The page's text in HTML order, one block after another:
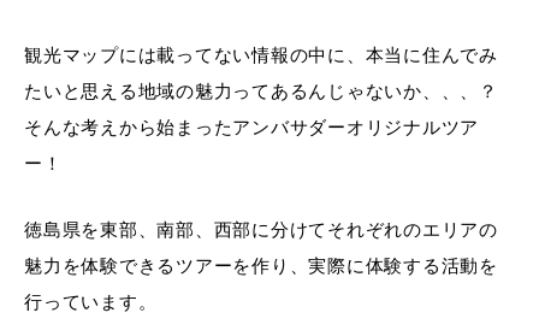
観光マップには載ってない情報の中に、本当に住んでみ
たいと思える地域の魅力ってあるんじゃないか、、、？
そんな考えから始まったアンバサダーオリジナルツア
ー！
徳島県を東部、南部、西部に分けてそれぞれのエリアの
魅力を体験できるツアーを作り、実際に体験する活動を
行っています。